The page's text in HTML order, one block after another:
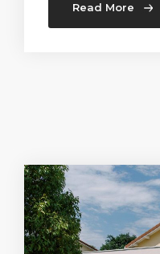
Read More